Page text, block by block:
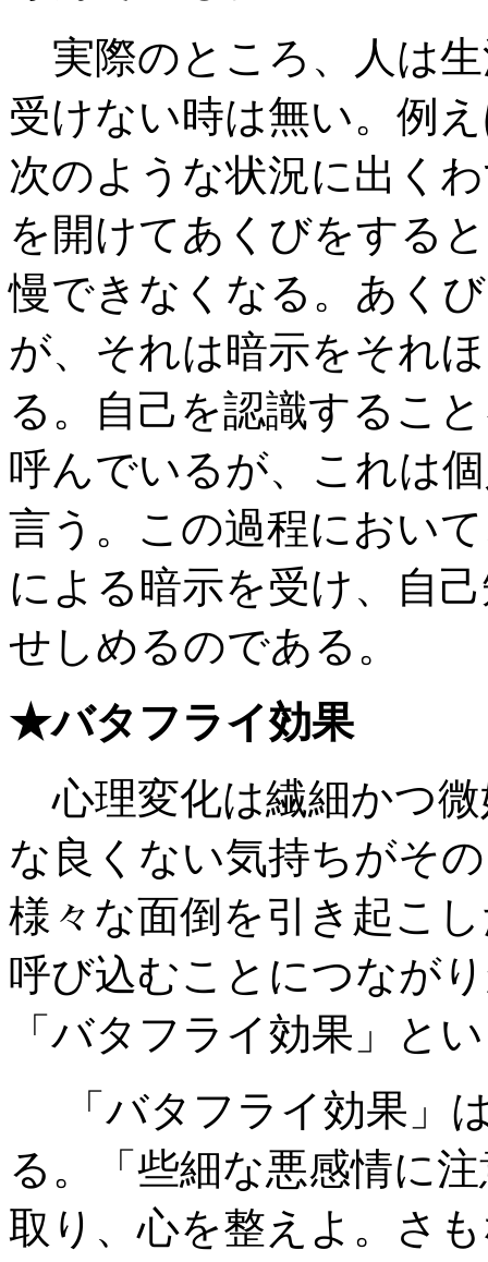
実際のところ、人は
受けない時は無い。例
次のような状況に出く
を開けてあくびをする
慢できなくなる。あく
が、それは暗示をそれ
る。自己を認識するこ
呼んでいるが、これは
言う。この過程におい
による暗示を受け、自
せしめるのである。
★バタフライ効果
心理変化は繊細かつ
な良くない気持ちがそ
様々な面倒を引き起こ
呼び込むことにつなが
「バタフライ効果」と
「バタフライ効果」
る。「些細な悪感情に
取り、心を整えよ。さ